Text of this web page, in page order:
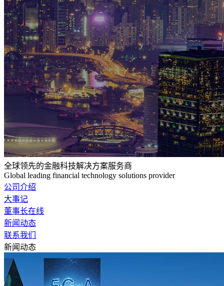
全球领先的金融科技解决方案服务商
Global leading financial technology solutions provider
公司介绍
大事记
董事长在线
新闻动态
联系我们
新闻动态